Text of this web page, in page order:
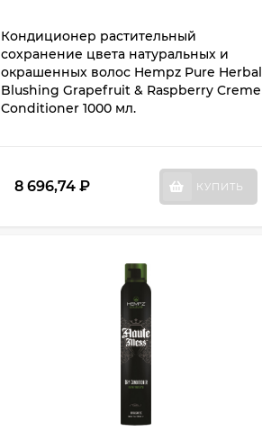
Кондиционер растительный
сохранение цвета натуральных и
окрашенных волос Hempz Pure Herbal
Blushing Grapefruit & Raspberry Creme
Conditioner 1000 мл.
8 696,74₽ КУПИТЬ